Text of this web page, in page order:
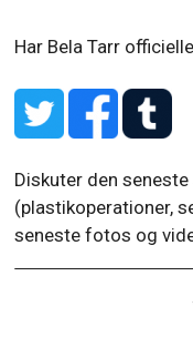
Har Bela Tarr
Diskuter den
(plastikoperationer,
seneste fotos og